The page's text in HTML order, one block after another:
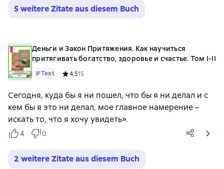
5 weitere Zitate aus diesem Buch
Деньги и Закон Притяжения. Как научиться
притягивать богатство, здоровье и счастье. Том I-II
Text Средний рейтинг 4,5 на основе 15 оценок
4,515
Сегодня, куда бы я ни пошел, что бы я ни делал и с
кем бы я это ни делал, мое главное намерение –
искать то, что я хочу увидеть».
4 0
2 weitere Zitate aus diesem Buch